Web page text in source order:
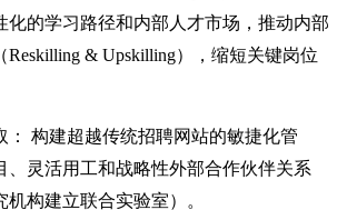
化的学习路径和内部人才市场，推动内部
Reskilling & Upskilling），缩短关键岗位
构建超越传统招聘网站的敏捷化管
、灵活用工和战略性外部合作伙伴关系
机构建立联合实验室）。